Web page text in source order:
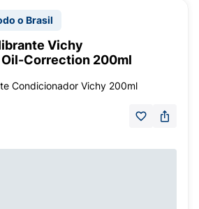
o Brasil
Vichy
Correction 200ml
Condicionador Vichy 200ml